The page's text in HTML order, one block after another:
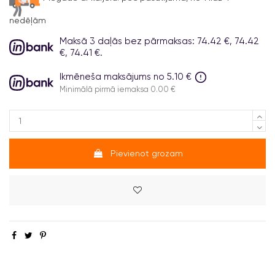
nedēļām
Maksā 3 daļās bez pārmaksas: 74.42 €, 74.42
€, 74.41 €.
Ikmēneša maksājums no 5.10 €
Minimālā pirmā iemaksa 0.00 €
Pievienot grozam